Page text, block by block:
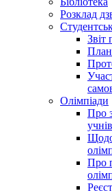
Розклад
Звіт
План
Олімпіади
Про
Про